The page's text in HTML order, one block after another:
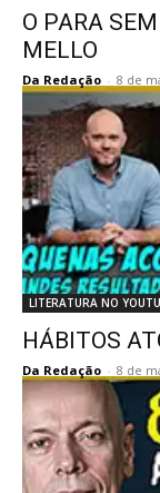
O PARA
MELLO
Da Redação - 8 de
LITERATURA NO
HÁBITOS
Da Redação - 8 de